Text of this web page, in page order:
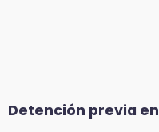
Detención previa